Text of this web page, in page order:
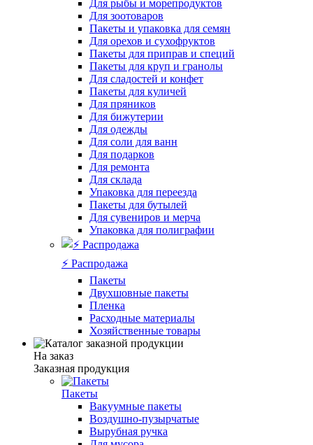
Для рыбы и морепродуктов
Для зоотоваров
Пакеты и упаковка для семян
Для орехов и сухофруктов
Пакеты для приправ и специй
Пакеты для круп и гранолы
Для сладостей и конфет
Пакеты для куличей
Для пряников
Для бижутерии
Для одежды
Для соли для ванн
Для подарков
Для ремонта
Для склада
Упаковка для переезда
Пакеты для бутылей
Для сувениров и мерча
Упаковка для полиграфии
⚡️ Распродажа
Пакеты
Двухшовные пакеты
Пленка
Расходные материалы
Хозяйственные товары
На заказ
Заказная продукция
Пакеты
Вакуумные пакеты
Воздушно-пузырчатые
Вырубная ручка